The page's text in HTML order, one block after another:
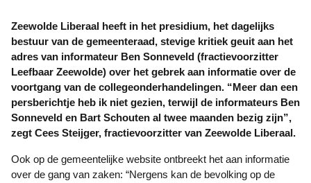
Zeewolde Liberaal heeft in het presidium, het dagelijks
bestuur van de gemeenteraad, stevige kritiek geuit aan het
adres van informateur Ben Sonneveld (fractievoorzitter
Leefbaar Zeewolde) over het gebrek aan informatie over de
voortgang van de collegeonderhandelingen. “Meer dan een
persberichtje heb ik niet gezien, terwijl de informateurs Ben
Sonneveld en Bart Schouten al twee maanden bezig zijn”,
zegt Cees Steijger, fractievoorzitter van Zeewolde Liberaal.
Ook op de gemeentelijke website ontbreekt het aan informatie
over de gang van zaken: “Nergens kan de bevolking op de